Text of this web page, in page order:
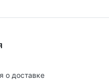
о доставке